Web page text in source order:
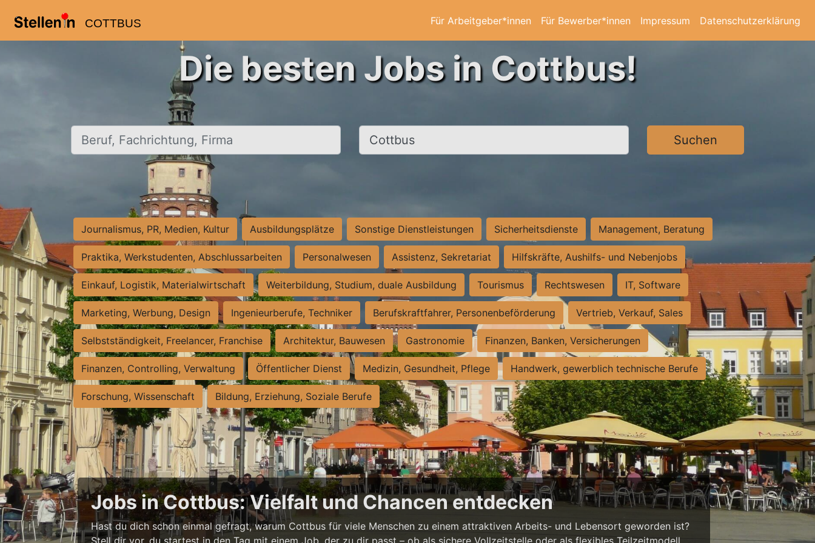
COTTBUS Für Arbeitgeber*innen Für Bewerber*innen Impressum Datenschutzerklärung
Die besten Jobs in Cottbus!
Beruf, Fachrichtung, Firma Ort, Stadt Suchen
Journalismus, PR, Medien, Kultur Ausbildungsplätze Sonstige Dienstleistungen Sicherheitsdienste Management, Beratung
Praktika, Werkstudenten, Abschlussarbeiten Personalwesen Assistenz, Sekretariat Hilfskräfte, Aushilfs- und Nebenjobs
Einkauf, Logistik, Materialwirtschaft Weiterbildung, Studium, duale Ausbildung Tourismus Rechtswesen IT, Software
Marketing, Werbung, Design Ingenieurberufe, Techniker Berufskraftfahrer, Personenbeförderung Vertrieb, Verkauf, Sales
Selbstständigkeit, Freelancer, Franchise Architektur, Bauwesen Gastronomie Finanzen, Banken, Versicherungen
Finanzen, Controlling, Verwaltung Öffentlicher Dienst Medizin, Gesundheit, Pflege Handwerk, gewerblich technische Berufe
Forschung, Wissenschaft Bildung, Erziehung, Soziale Berufe
Jobs in Cottbus: Vielfalt und Chancen entdecken
Hast du dich schon einmal gefragt, warum Cottbus für viele Menschen zu einem attraktiven Arbeits- und Lebensort geworden ist?